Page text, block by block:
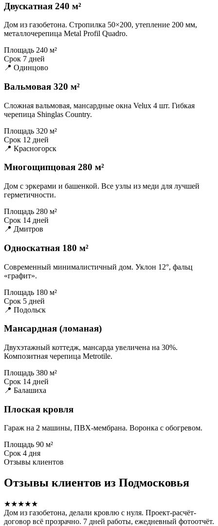
Двускатная 240 м²
Дом из газобетона. Стропилка 50×200, утепление 200 мм,
металлочерепица Metal Profil Quadro.
Площадь 240 м²
Срок 7 дней
📍 Одинцово
Вальмовая 320 м²
Сложная вальмовая, мансардные окна Velux 4 шт. Гибкая
черепица Shinglas Country.
Площадь 320 м²
Срок 12 дней
📍 Красногорск
Многощипцовая 280 м²
Дом с эркерами и башенкой. Все узлы из меди для лучшей
герметичности.
Площадь 280 м²
Срок 14 дней
📍 Дмитров
Односкатная 180 м²
Современный минималистичный дом. Уклон 12°, фальц
«графит».
Площадь 180 м²
Срок 5 дней
📍 Подольск
Мансардная (ломаная)
Двухэтажный коттедж, мансарда увеличена на 30%.
Композитная черепица Metrotile.
Площадь 380 м²
Срок 14 дней
📍 Балашиха
Плоская кровля
Гараж на 2 машины, ПВХ-мембрана. Воронка с обогревом.
Площадь 90 м²
Срок 4 дня
Отзывы клиентов
Отзывы клиентов из Подмосковья
★★★★★
Дом из газобетона, делали кровлю с нуля. Проект-расчёт-
договор всё прозрачно. 7 дней работы, ежедневный фотоотчёт.